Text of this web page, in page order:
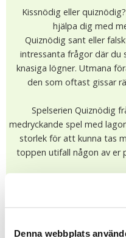
Denna webbplats
Kissnödig eller
hjälpa dig med
Quiznödig sant eller
intressanta frågor där du
knasiga lögner. Utmana
den som oftast gissar
Spelserien Quiznödig
medryckande spel med
storlek för att kunna tas
toppen utifall någon av er